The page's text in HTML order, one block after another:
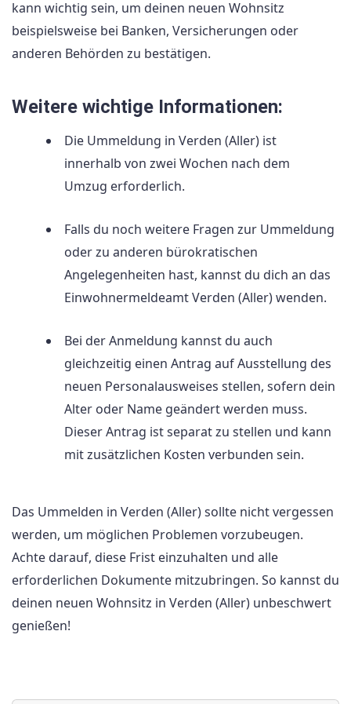
kann wichtig sein, um deinen neuen Wohnsitz
beispielsweise bei Banken, Versicherungen oder
anderen Behörden zu bestätigen.
Weitere wichtige Informationen:
Die Ummeldung in Verden (Aller) ist
innerhalb von zwei Wochen nach dem
Umzug erforderlich.
Falls du noch weitere Fragen zur Ummeldung
oder zu anderen bürokratischen
Angelegenheiten hast, kannst du dich an das
Einwohnermeldeamt Verden (Aller) wenden.
Bei der Anmeldung kannst du auch
gleichzeitig einen Antrag auf Ausstellung des
neuen Personalausweises stellen, sofern dein
Alter oder Name geändert werden muss.
Dieser Antrag ist separat zu stellen und kann
mit zusätzlichen Kosten verbunden sein.
Das Ummelden in Verden (Aller) sollte nicht vergessen
werden, um möglichen Problemen vorzubeugen.
Achte darauf, diese Frist einzuhalten und alle
erforderlichen Dokumente mitzubringen. So kannst du
deinen neuen Wohnsitz in Verden (Aller) unbeschwert
genießen!